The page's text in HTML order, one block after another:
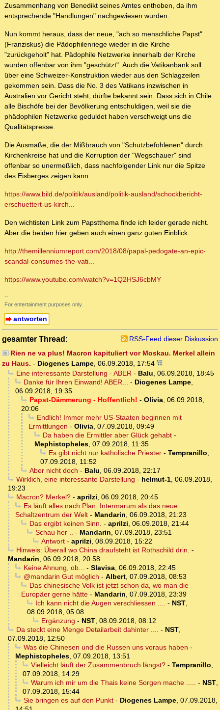
Zusammenhang von Benedikt seines Amtes enthoben, da ihm
entsprechende "Handlungen" nachgewiesen wurden.
Nun kommt heraus, dass der neue, "ach so menschliche Papst"
(Franziskus) die Pädophilenriege wieder in die Kirche
"zurückgeholt" hat. Pädophile Netzwerke innerhalb der Kirche
wurden offenbar von ihm "geschützt". Auch die Vatikanbank soll
über eine Schweizer-Konstruktion wieder aus den Schlagzeilen
gekommen sein. Dass die No. 3 des Vatikans inzwischen in
Australien vor Gericht steht, dürfte bekannt sein. Dass sich in Chile
alle Bischöfe bei der Bevölkerung entschuldigen, weil sie die
phädophilen Netzwerke geduldet haben verschweigt uns die
Qualitätspresse.
Die Ausmaße, die der Mißbrauch von "Schutzbefohlenen" durch
Kirchenkreise hat und die Korruption der "Wegschauer" sind
offenbar so unermeßlich, dass nachfolgender Link nur die Spitze
des Eisberges zeigen kann.
https://www.bild.de/politik/ausland/politik-ausland/schockbericht-
erschuettert-us-kirch...
Den wichtisten Link zum Papstthema finde ich leider gerade nicht.
Aber die beiden hier geben auch einen ganz guten Einblick.
http://themillenniumreport.com/2018/08/papal-pedogate-an-epic-
scandal-consumes-the-vati...
https://www.youtube.com/watch?v=1Q2HSJ6cbMY
--
For entertainment purposes only.
antworten
gesamter Thread:
RSS-Feed dieser Diskussion
Rien ne va plus! Macron kapituliert vor Moskau. Merkel allein
zu Haus. - Diogenes Lampe, 06.09.2018, 17:54
Eine interessante Darstellung - ABER- Balu, 06.09.2018, 18:45
Danke für Ihren Einwand! ABER... - Diogenes Lampe,
06.09.2018, 19:35
Papst-Dämmerung - Hoffentlich! - Olivia, 06.09.2018,
20:06
Endlich! Immer mehr US-Staaten beginnen mit
Ermittlungen - Olivia, 07.09.2018, 09:49
Da haben die Ermittler aber Glück gehabt-
Mephistopheles, 07.09.2018, 11:35
Es gibt nicht nur katholische Priester- Tempranillo,
07.09.2018, 11:52
Aber nicht doch - Balu, 06.09.2018, 22:17
Wirklich, eine interessante Darstellung - helmut-1, 06.09.2018,
19:23
Macron? Merkel?- aprilzi, 06.09.2018, 20:45
Es läuft alles nach Plan: Intermarum als das neue
Schaltzentrum der Welt - Mandarin, 06.09.2018, 21:23
Das ergibt keinen Sinn. - aprilzi, 06.09.2018, 21:44
Schau her .. - Mandarin, 07.09.2018, 23:51
Antwort- aprilzi, 08.09.2018, 15:22
Hinweis: Überall wo China draufsteht ist Rothschild drin. -
Mandarin, 06.09.2018, 20:58
Keine Ahnung, ob... - Slavisa, 06.09.2018, 22:45
@mandarin Gut möglich - Albert, 07.09.2018, 08:53
Das chinesische Volk ist jetzt schon da, wo man die
Europäer gerne hätte - Mandarin, 07.09.2018, 23:39
Ich kann nicht die Augen verschliessen .... - NST,
08.09.2018, 05:08
Ergänzung - NST, 08.09.2018, 08:12
Da steckt eine Menge Detailarbeit dahinter .... - NST,
07.09.2018, 12:50
Was die Chinesen und die Russen uns voraus haben -
Mephistopheles, 07.09.2018, 13:51
Vielleicht läuft der Zusammenbruch längst?- Tempranillo,
07.09.2018, 14:29
Warum ich mir um die Thais keine Sorgen mache ..... - NST,
07.09.2018, 15:44
Sie bringen es auf den Punkt- Diogenes Lampe, 07.09.2018,